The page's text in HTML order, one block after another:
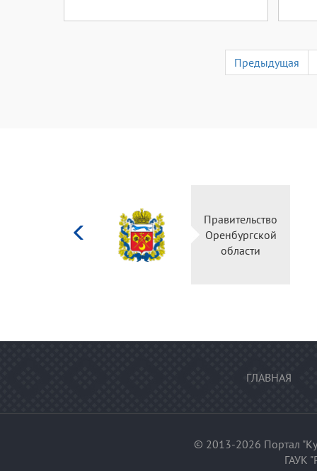
Предыдущая
Правительство
Оренбургской
области
ГЛАВНАЯ
© 2013-2026 Портал
ГАУК